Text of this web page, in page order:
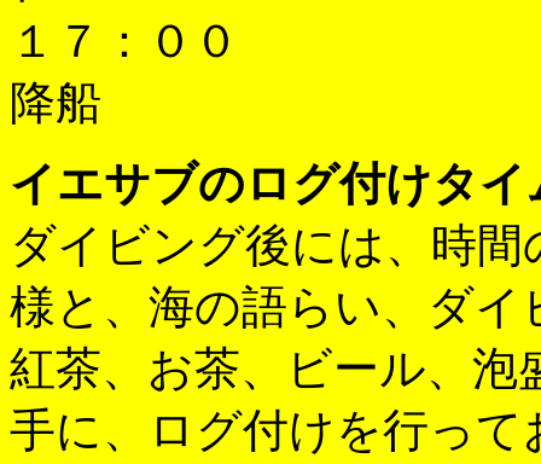
１７：００
降船
イエサブのログ付けタイ
ダイビング後には、時
様と、海の語らい、ダ
紅茶、お茶、ビール、
手に、ログ付けを行って